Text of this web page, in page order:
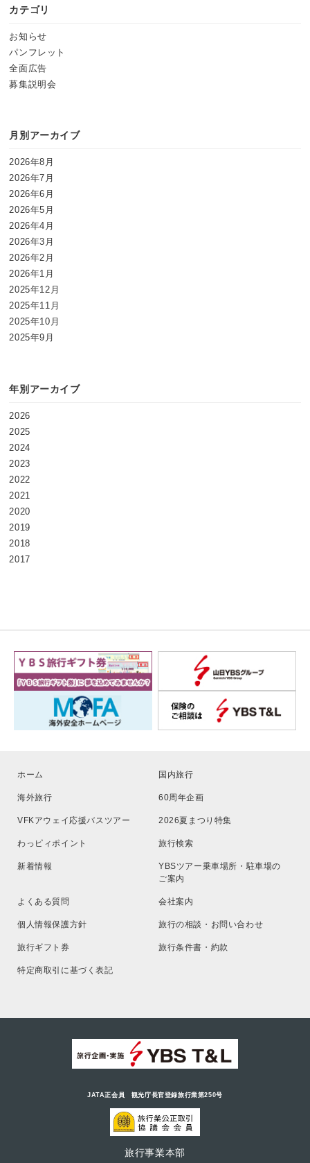
カテゴリ
お知らせ
パンフレット
全面広告
募集説明会
月別アーカイブ
2026年8月
2026年7月
2026年6月
2026年5月
2026年4月
2026年3月
2026年2月
2026年1月
2025年12月
2025年11月
2025年10月
2025年9月
年別アーカイブ
2026
2025
2024
2023
2022
2021
2020
2019
2018
2017
ホーム 国内旅行
海外旅行 60周年企画
VFKアウェイ応援バスツアー 2026夏まつり特集
わっピィポイント 旅行検索
新着情報
YBSツアー乗車場所・駐車場の
ご案内
よくある質問 会社案内
個人情報保護方針 旅行の相談・お問い合わせ
旅行ギフト券 旅行条件書・約款
特定商取引に基づく表記
JATA正会員 観光庁長官登録旅行業第250号
旅行事業本部